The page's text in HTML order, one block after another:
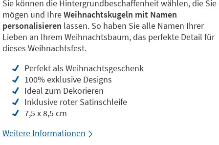
Sie können die Hintergrundbeschaffenheit wählen, die Sie
mögen und IhreWeihnachtskugeln mit Namen
personalisieren lassen. So haben Sie alle Namen Ihrer
Lieben an Ihrem Weihnachtsbaum, das perfekte Detail für
dieses Weihnachtsfest.
Perfekt als Weihnachtsgeschenk
100% exklusive Designs
Ideal zum Dekorieren
Inklusive roter Satinschleife
7,5 x 8,5 cm
Weitere Informationen